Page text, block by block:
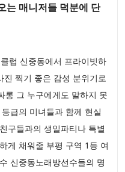
는 매니저들 덕분에 단
럽 신중동에서 프라이빗하
찍기 좋은 감성 분위기로
롱 그 누구에게도 말하지 못
급의 미녀들과 함께 현실
구들과의 생일파티나 특별
게 채워줄 부평 구역 1등 여
신중동노래방선수들의 명